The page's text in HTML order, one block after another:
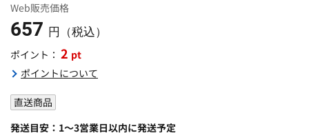
Web販売価格
657 円（税込）
ポイント： 2 pt
ポイントについて
直送商品
発送目安：1～3営業日以内に発送予定